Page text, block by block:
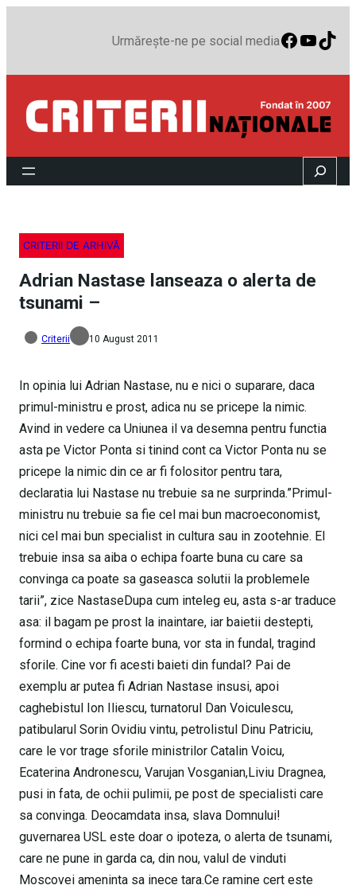
Urmărește-ne pe social media
Search
CRITERII DE ARHIVĂ
Adrian Nastase lanseaza o alerta de
tsunami –
Criterii 10 August 2011
In opinia lui Adrian Nastase, nu e nici o suparare, daca
primul-ministru e prost, adica nu se pricepe la nimic.
Avind in vedere ca Uniunea il va desemna pentru functia
asta pe Victor Ponta si tinind cont ca Victor Ponta nu se
pricepe la nimic din ce ar fi folositor pentru tara,
declaratia lui Nastase nu trebuie sa ne surprinda.”Primul-
ministru nu trebuie sa fie cel mai bun macroeconomist,
nici cel mai bun specialist in cultura sau in zootehnie. El
trebuie insa sa aiba o echipa foarte buna cu care sa
convinga ca poate sa gaseasca solutii la problemele
tarii”, zice NastaseDupa cum inteleg eu, asta s-ar traduce
asa: il bagam pe prost la inaintare, iar baietii destepti,
formind o echipa foarte buna, vor sta in fundal, tragind
sforile. Cine vor fi acesti baieti din fundal? Pai de
exemplu ar putea fi Adrian Nastase insusi, apoi
caghebistul Ion Iliescu, turnatorul Dan Voiculescu,
patibularul Sorin Ovidiu vintu, petrolistul Dinu Patriciu,
care le vor trage sforile ministrilor Catalin Voicu,
Ecaterina Andronescu, Varujan Vosganian,Liviu Dragnea,
pusi in fata, de ochii pulimii, pe post de specialisti care
sa convinga. Deocamdata insa, slava Domnului!
guvernarea USL este doar o ipoteza, o alerta de tsunami,
care ne pune in garda ca, din nou, valul de vinduti
Moscovei ameninta sa inece tara.Ce ramine cert este